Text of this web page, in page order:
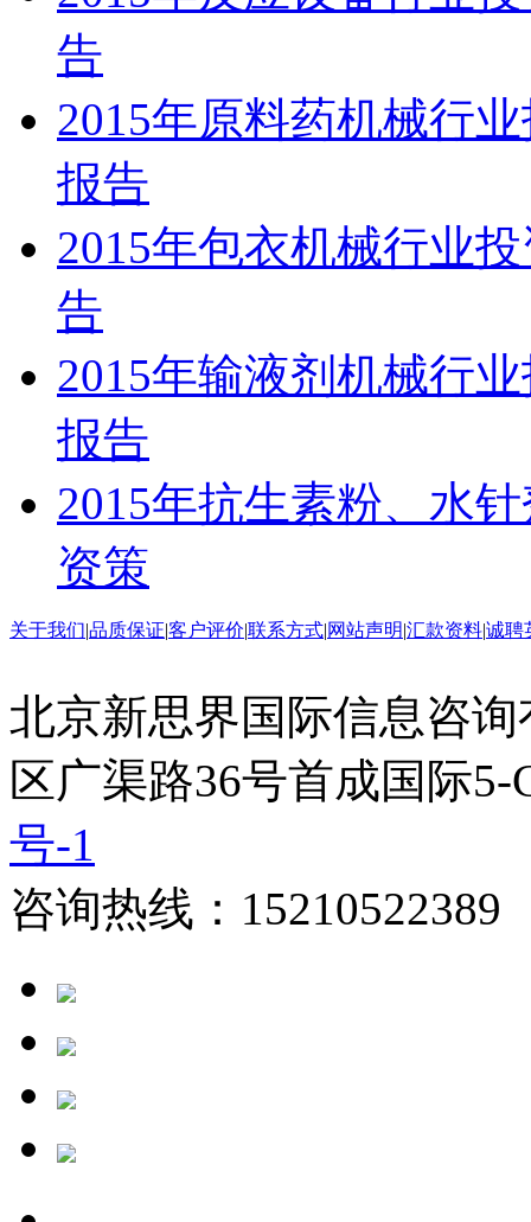
告
2015年原料药机械行
报告
2015年包衣机械行业
告
2015年输液剂机械行
报告
2015年抗生素粉、水
资策
关于我们|品质保证|客户评价|联系方式|网站声明|汇款资料|诚聘
北京新思界国际信息咨
区广渠路36号首成国际
号-1
咨询热线：